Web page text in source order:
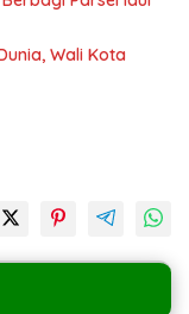
Wali Kota